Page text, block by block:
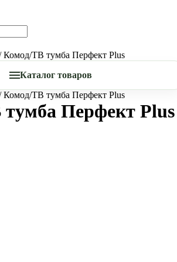
Комод/ТВ тумба Перфект Plus
Каталог товаров
Комод/ТВ тумба Перфект Plus
Перфект Plus